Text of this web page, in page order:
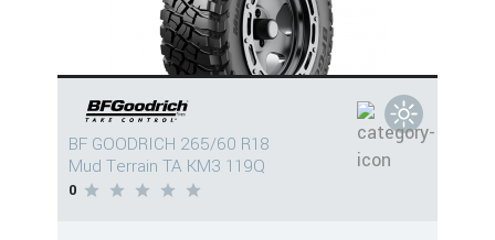
BF GOODRICH 265/60 R18
Mud Terrain TA KM3 119Q
0